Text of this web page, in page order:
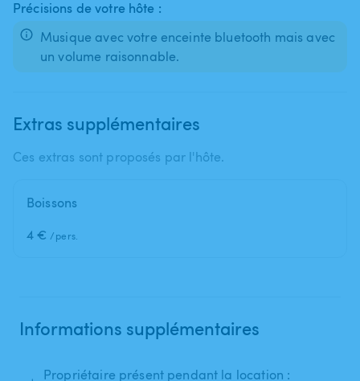
Précisions de votre hôte :
Musique avec votre enceinte bluetooth mais avec
un volume raisonnable.
Extras supplémentaires
Ces extras sont proposés par l'hôte.
Boissons
4 € /pers.
Informations supplémentaires
Propriétaire présent pendant la location :